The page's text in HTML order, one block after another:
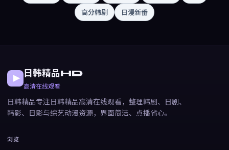
高分韩剧
日漫新番
日韩精品HD
高清在线观看
日韩精品专注日韩精品高清在线观看，整理韩剧、日剧、
韩影、日影与综艺动漫资源，界面简洁、点播省心。
浏览